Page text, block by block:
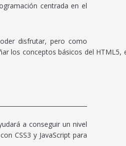
centrada en el
disfrutar, pero como
los conceptos básicos del
a conseguir un nivel
CSS3 y JavaScript para